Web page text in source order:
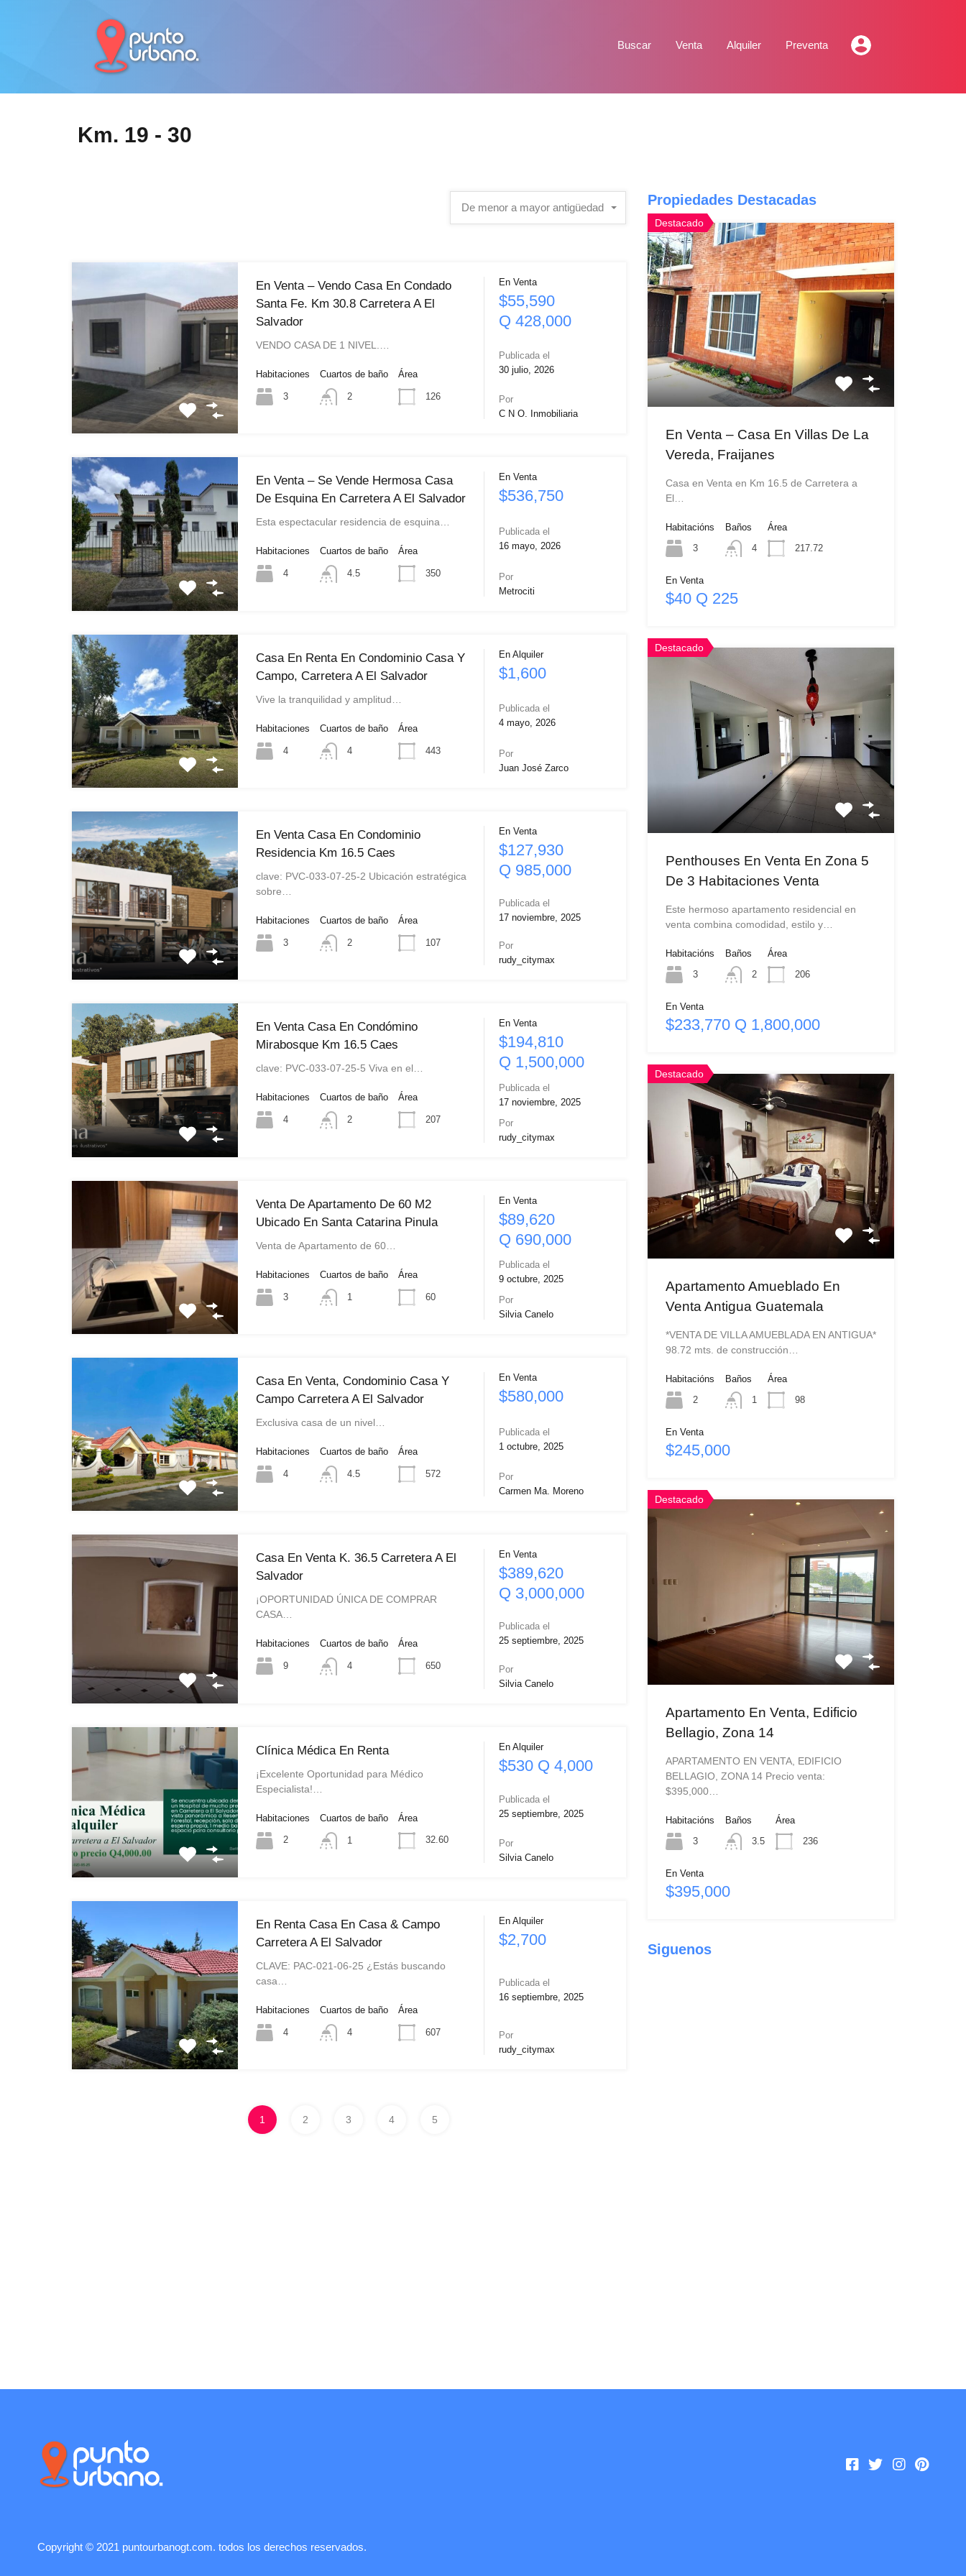
Buscar Venta Alquiler Preventa
Km. 19 - 30
De menor a mayor antigüedad
En Venta – Vendo Casa En Condado
Santa Fe. Km 30.8 Carretera A El
Salvador
VENDO CASA DE 1 NIVEL.…
Habitaciones
3
Cuartos de baño
2
Área
126
En Venta
$55,590
Q 428,000
Publicada el
30 julio, 2026
Por
C N O. Inmobiliaria
En Venta – Se Vende Hermosa Casa
De Esquina En Carretera A El Salvador
Esta espectacular residencia de esquina…
Habitaciones
4
Cuartos de baño
4.5
Área
350
En Venta
$536,750
Publicada el
16 mayo, 2026
Por
Metrociti
Casa En Renta En Condominio Casa Y
Campo, Carretera A El Salvador
Vive la tranquilidad y amplitud…
Habitaciones
4
Cuartos de baño
4
Área
443
En Alquiler
$1,600
Publicada el
4 mayo, 2026
Por
Juan José Zarco
En Venta Casa En Condominio
Residencia Km 16.5 Caes
clave: PVC-033-07-25-2 Ubicación estratégica
sobre…
Habitaciones
3
Cuartos de baño
2
Área
107
En Venta
$127,930
Q 985,000
Publicada el
17 noviembre, 2025
Por
rudy_citymax
En Venta Casa En Condómino
Mirabosque Km 16.5 Caes
clave: PVC-033-07-25-5 Viva en el…
Habitaciones
4
Cuartos de baño
2
Área
207
En Venta
$194,810
Q 1,500,000
Publicada el
17 noviembre, 2025
Por
rudy_citymax
Venta De Apartamento De 60 M2
Ubicado En Santa Catarina Pinula
Venta de Apartamento de 60…
Habitaciones
3
Cuartos de baño
1
Área
60
En Venta
$89,620
Q 690,000
Publicada el
9 octubre, 2025
Por
Silvia Canelo
Casa En Venta, Condominio Casa Y
Campo Carretera A El Salvador
Exclusiva casa de un nivel…
Habitaciones
4
Cuartos de baño
4.5
Área
572
En Venta
$580,000
Publicada el
1 octubre, 2025
Por
Carmen Ma. Moreno
Casa En Venta K. 36.5 Carretera A El
Salvador
¡OPORTUNIDAD ÚNICA DE COMPRAR
CASA…
Habitaciones
9
Cuartos de baño
4
Área
650
En Venta
$389,620
Q 3,000,000
Publicada el
25 septiembre, 2025
Por
Silvia Canelo
Clínica Médica En Renta
¡Excelente Oportunidad para Médico
Especialista!…
Habitaciones
2
Cuartos de baño
1
Área
32.60
En Alquiler
$530 Q 4,000
Publicada el
25 septiembre, 2025
Por
Silvia Canelo
En Renta Casa En Casa & Campo
Carretera A El Salvador
CLAVE: PAC-021-06-25 ¿Estás buscando
casa…
Habitaciones
4
Cuartos de baño
4
Área
607
En Alquiler
$2,700
Publicada el
16 septiembre, 2025
Por
rudy_citymax
1 2 3 4 5
Propiedades Destacadas
Destacado
En Venta – Casa En Villas De La
Vereda, Fraijanes
Casa en Venta en Km 16.5 de Carretera a
El…
Habitacións
3
Baños
4
Área
217.72
En Venta
$40 Q 225
Destacado
Penthouses En Venta En Zona 5
De 3 Habitaciones Venta
Este hermoso apartamento residencial en
venta combina comodidad, estilo y…
Habitacións
3
Baños
2
Área
206
En Venta
$233,770 Q 1,800,000
Destacado
Apartamento Amueblado En
Venta Antigua Guatemala
*VENTA DE VILLA AMUEBLADA EN ANTIGUA*
98.72 mts. de construcción…
Habitacións
2
Baños
1
Área
98
En Venta
$245,000
Destacado
Apartamento En Venta, Edificio
Bellagio, Zona 14
APARTAMENTO EN VENTA, EDIFICIO
BELLAGIO, ZONA 14 Precio venta:
$395,000…
Habitacións
3
Baños
3.5
Área
236
En Venta
$395,000
Siguenos
Copyright © 2021 puntourbanogt.com. todos los derechos reservados.